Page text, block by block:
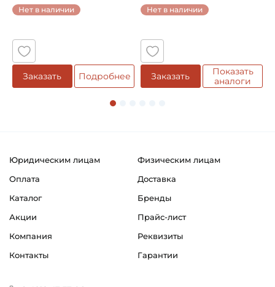
Нет в наличии
Заказать Подробнее
...
Нет в наличии
Заказать
Показать
аналоги
Юридическим лицам
Физическим лицам
Оплата
Доставка
Каталог
Бренды
Акции
Прайс-лист
Компания
Реквизиты
Контакты
Гарантии